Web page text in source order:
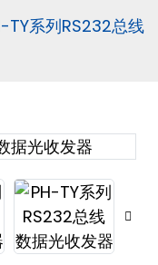
TY系列RS232总线